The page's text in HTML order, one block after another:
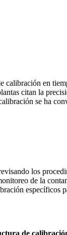
en
citan la
se ha
los
de la